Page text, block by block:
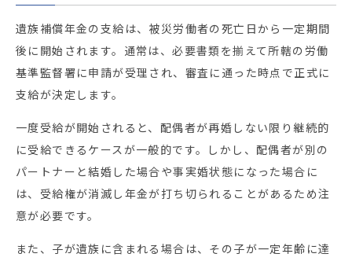
遺族補償年金の支給は、被災労働者の死亡日から一定期間
後に開始されます。通常は、必要書類を揃えて所轄の労働
基準監督署に申請が受理され、審査に通った時点で正式に
支給が決定します。
一度受給が開始されると、配偶者が再婚しない限り継続的
に受給できるケースが一般的です。しかし、配偶者が別の
パートナーと結婚した場合や事実婚状態になった場合に
は、受給権が消滅し年金が打ち切られることがあるため注
意が必要です。
また、子が遺族に含まれる場合は、その子が一定年齢に達